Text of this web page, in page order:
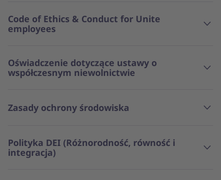
Code of Ethics & Conduct for Unite
employees
Oświadczenie dotyczące ustawy o
współczesnym niewolnictwie
Zasady ochrony środowiska
Polityka DEI (Różnorodność, równość i
integracja)